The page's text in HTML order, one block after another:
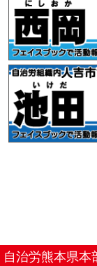
自治労熊本県本